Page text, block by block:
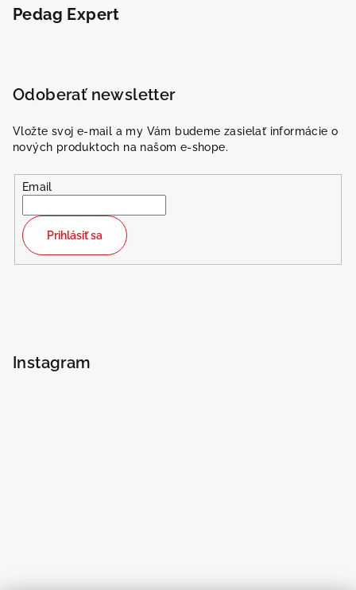
Pedag Expert
Odoberať newsletter
Vložte svoj e-mail a my Vám budeme zasielať informácie o
nových produktoch na našom e-shope.
Email
Prihlásiť sa
Instagram